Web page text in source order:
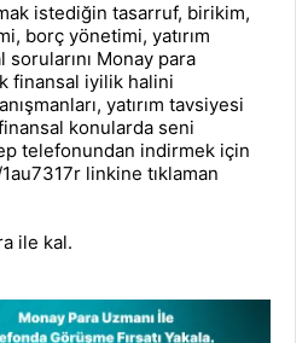
istediğin tasarruf, birikim,
borç yönetimi, yatırım
Monay para
finansal iyilik halini
yatırım tavsiyesi
konularda seni
telefonundan indirmek için
linkine tıklaman
ile kal.